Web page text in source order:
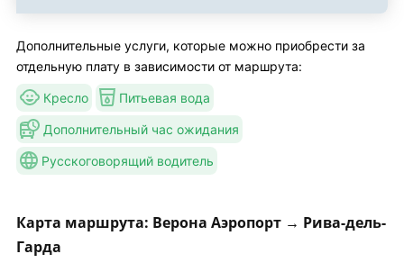
Дополнительные услуги, которые можно приобрести за
отдельную плату в зависимости от маршрута:
Кресло Питьевая вода
Дополнительный час ожидания
Русскоговорящий водитель
Карта маршрута: Верона Аэропорт → Рива-дель-
Гарда